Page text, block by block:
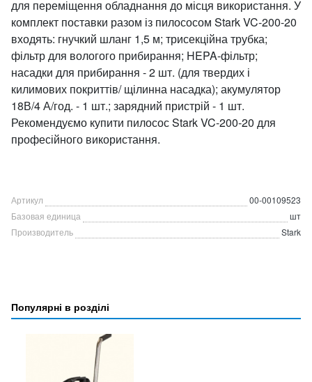
для переміщення обладнання до місця використання. У
комплект поставки разом із пилососом Stark VC-200-20
входять: гнучкий шланг 1,5 м; трисекційна трубка;
фільтр для вологого прибирання; HEPA-фільтр;
насадки для прибирання - 2 шт. (для твердих і
килимових покриттів/ щілинна насадка); акумулятор
18В/4 А/год. - 1 шт.; зарядний пристрій - 1 шт.
Рекомендуємо купити пилосос Stark VC-200-20 для
професійного використання.
Артикул
00-00109523
Базовая единица
шт
Производитель
Stark
Популярні в розділі